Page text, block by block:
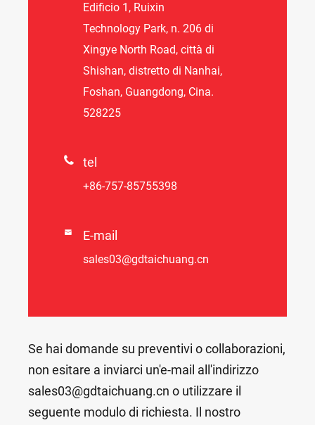
Edificio 1, Ruixin
Technology Park, n. 206 di
Xingye North Road, città di
Shishan, distretto di Nanhai,
Foshan, Guangdong, Cina.
528225
 tel
+86-757-85755398
 E-mail
sales03@gdtaichuang.cn
Se hai domande su preventivi o collaborazioni,
non esitare a inviarci un'e-mail all'indirizzo
sales03@gdtaichuang.cn o utilizzare il
seguente modulo di richiesta. Il nostro